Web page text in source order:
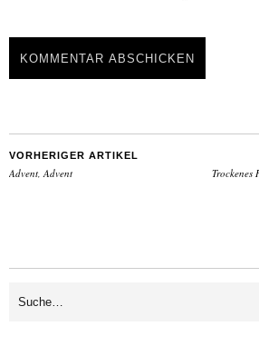
VORHERIGER ARTIKEL
Advent, Advent
Trockenes